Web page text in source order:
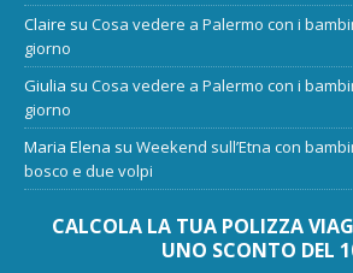
Claire su Cosa vedere a Palermo con i
giorno
Giulia su Cosa vedere a Palermo con i
giorno
Maria Elena su Weekend sull’Etna con
bosco e due volpi
CALCOLA LA TUA POLIZZA
UNO SCONTO DEL